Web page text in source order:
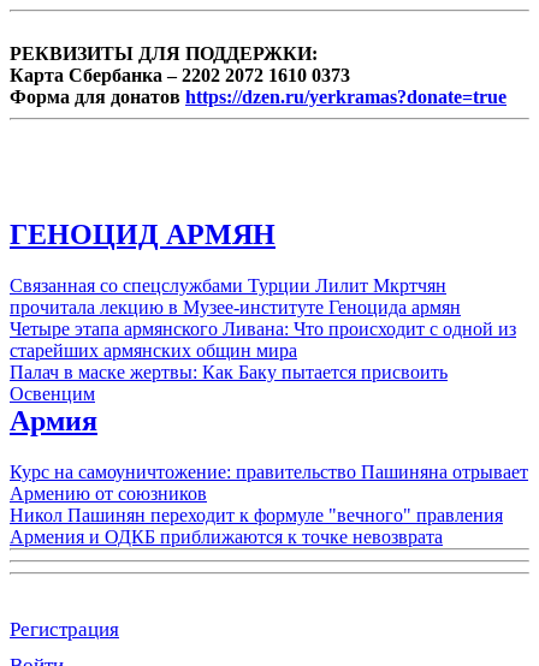
РЕКВИЗИТЫ ДЛЯ ПОДДЕРЖКИ:
Карта Сбербанка – 2202 2072 1610 0373
Форма для донатов https://dzen.ru/yerkramas?donate=true
ГЕНОЦИД АРМЯН
Связанная со спецслужбами Турции Лилит Мкртчян
прочитала лекцию в Музее-институте Геноцида армян
Четыре этапа армянского Ливана: Что происходит с одной из
старейших армянских общин мира
Палач в маске жертвы: Как Баку пытается присвоить
Освенцим
Армия
Курс на самоуничтожение: правительство Пашиняна отрывает
Армению от союзников
Никол Пашинян переходит к формуле "вечного" правления
Армения и ОДКБ приближаются к точке невозврата
Регистрация